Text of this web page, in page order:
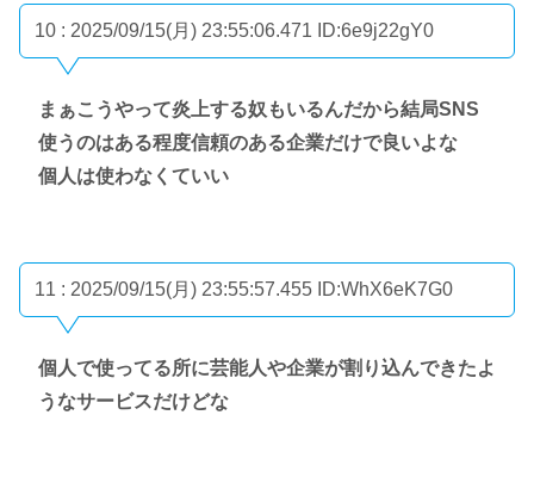
10 : 2025/09/15(月) 23:55:06.471 ID:6e9j22gY0
まぁこうやって炎上する奴もいるんだから結局SNS
使うのはある程度信頼のある企業だけで良いよな
個人は使わなくていい
11 : 2025/09/15(月) 23:55:57.455 ID:WhX6eK7G0
個人で使ってる所に芸能人や企業が割り込んできたよ
うなサービスだけどな